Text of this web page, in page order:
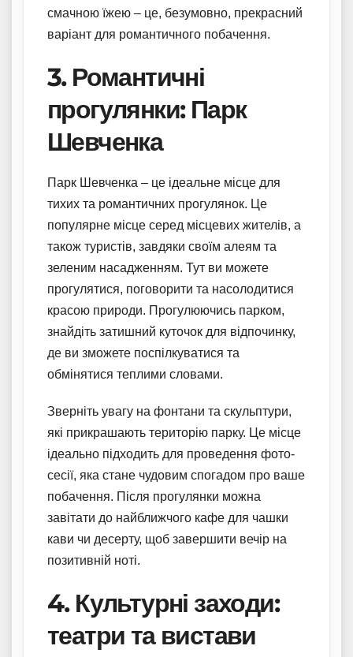
смачною їжею – це, безумовно, прекрасний
варіант для романтичного побачення.
3. Романтичні
прогулянки: Парк
Шевченка
Парк Шевченка – це ідеальне місце для
тихих та романтичних прогулянок. Це
популярне місце серед місцевих жителів, а
також туристів, завдяки своїм алеям та
зеленим насадженням. Тут ви можете
прогулятися, поговорити та насолодитися
красою природи. Прогулюючись парком,
знайдіть затишний куточок для відпочинку,
де ви зможете поспілкуватися та
обмінятися теплими словами.
Зверніть увагу на фонтани та скульптури,
які прикрашають територію парку. Це місце
ідеально підходить для проведення фото-
сесії, яка стане чудовим спогадом про ваше
побачення. Після прогулянки можна
завітати до найближчого кафе для чашки
кави чи десерту, щоб завершити вечір на
позитивній ноті.
4. Культурні заходи:
театри та вистави